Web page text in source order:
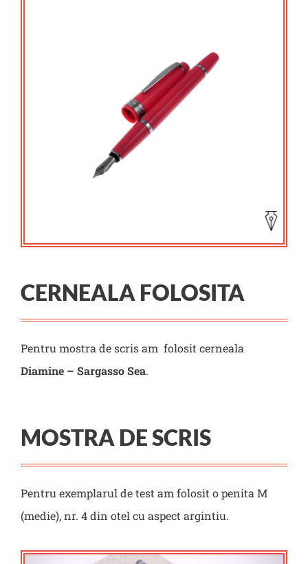
CERNEALA FOLOSITA
Pentru mostra de scris am folosit cerneala
Diamine – Sargasso Sea.
MOSTRA DE SCRIS
Pentru exemplarul de test am folosit o penita M
(medie), nr. 4 din otel cu aspect argintiu.